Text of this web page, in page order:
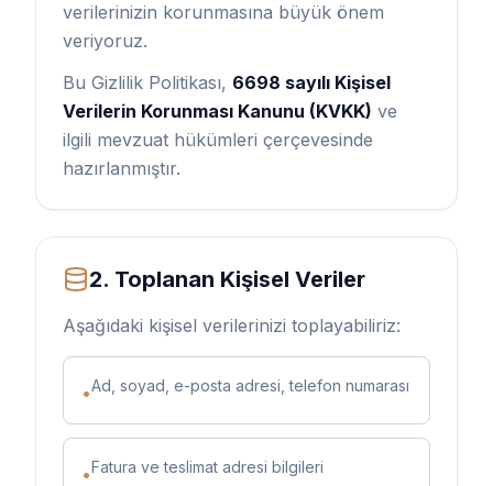
verilerinizin korunmasına büyük önem
veriyoruz.
Bu Gizlilik Politikası, 6698 sayılı Kişisel
Verilerin Korunması Kanunu (KVKK) ve
ilgili mevzuat hükümleri çerçevesinde
hazırlanmıştır.
2. Toplanan Kişisel Veriler
Aşağıdaki kişisel verilerinizi toplayabiliriz:
•Ad, soyad, e-posta adresi, telefon numarası
•Fatura ve teslimat adresi bilgileri